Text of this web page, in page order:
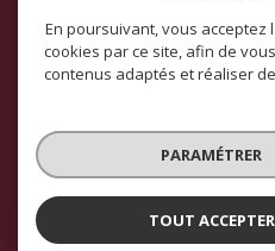
© 2026 | Tous droits réservés |
Plan du site
Nos
En poursuivant, vous acceptez
cookies par ce site, afin de
contenus adaptés et réaliser
PARAMÉTRER
TOUT ACCEPTER